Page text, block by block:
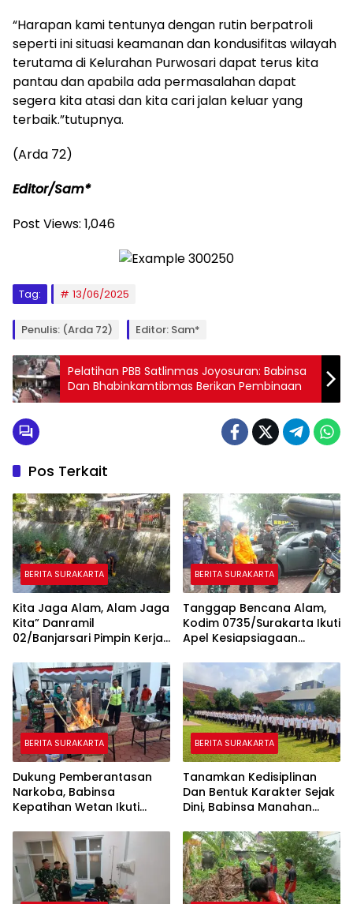
“Harapan kami tentunya dengan rutin berpatroli
seperti ini situasi keamanan dan kondusifitas wilayah
terutama di Kelurahan Purwosari dapat terus kita
pantau dan apabila ada permasalahan dapat
segera kita atasi dan kita cari jalan keluar yang
terbaik.”tutupnya.
(Arda 72)
Editor/Sam*
Post Views: 1,046
Tag: 13/06/2025
Penulis: (Arda 72) Editor: Sam*
Pelatihan PBB Satlinmas Joyosuran: Babinsa
Dan Bhabinkamtibmas Berikan Pembinaan
Pos Terkait
BERITA SURAKARTA
Kita Jaga Alam, Alam Jaga
Kita” Danramil
02/Banjarsari Pimpin Kerja
Pepe
BERITA SURAKARTA
Tanggap Bencana Alam,
Kodim 0735/Surakarta Ikuti
Apel Kesiapsiagaan
Tahun 2025
BERITA SURAKARTA
Dukung Pemberantasan
Narkoba, Babinsa
Kepatihan Wetan Ikuti
di Kejari Kota Surakarta
BERITA SURAKARTA
Tanamkan Kedisiplinan
Dan Bentuk Karakter Sejak
Dini, Babinsa Manahan
SMA Negeri 4 Surakarta